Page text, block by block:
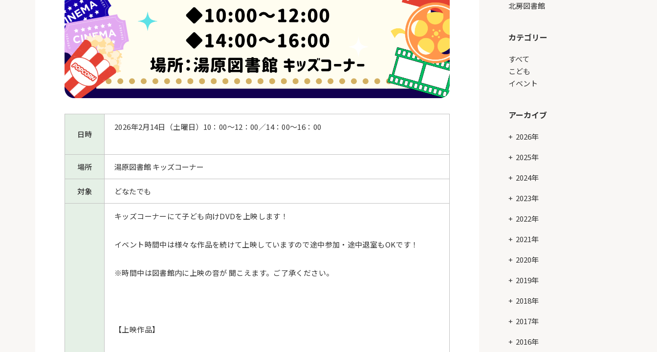
北房図書館
カテゴリー
すべて
こども
イベント
アーカイブ
2026年
2025年
2024年
2023年
2022年
2021年
2020年
2019年
2018年
2017年
2016年
日時
2026年2月14日（土曜日）10：00～12：00／14：00～16：00
場所 湯原図書館 キッズコーナー
対象 どなたでも
キッズコーナーにて子ども向けDVDを上映します！
イベント時間中は様々な作品を続けて上映していますので途中参加・途中退室もOKです！
※時間中は図書館内に上映の音が 聞こえます。 ご了承ください。
【上映作品】